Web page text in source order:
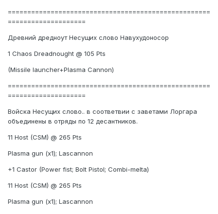
====================================================
====================
Древний дредноут Несущих слово Навухудоносор
1 Chaos Dreadnought @ 105 Pts
(Missile launcher+Plasma Cannon)
====================================================
====================
Войска Несущих слово.. в соответвии с заветами Лоргара
объединены в отряды по 12 десантников.
11 Host (CSM) @ 265 Pts
Plasma gun (x1); Lascannon
+1 Castor (Power fist; Bolt Pistol; Combi-melta)
11 Host (CSM) @ 265 Pts
Plasma gun (x1); Lascannon